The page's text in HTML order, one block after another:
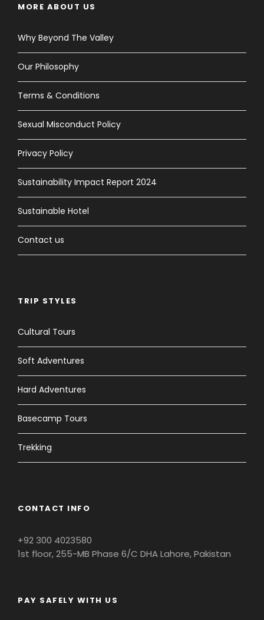
MORE ABOUT US
Why Beyond The Valley
Our Philosophy
Terms & Conditions
Sexual Misconduct Policy
Privacy Policy
Sustainability Impact Report 2024
Sustainable Hotel
Contact us
TRIP STYLES
Cultural Tours
Soft Adventures
Hard Adventures
Basecamp Tours
Trekking
CONTACT INFO
+92 300 4023580
1st floor, 255-MB Phase 6/C DHA Lahore, Pakistan
PAY SAFELY WITH US